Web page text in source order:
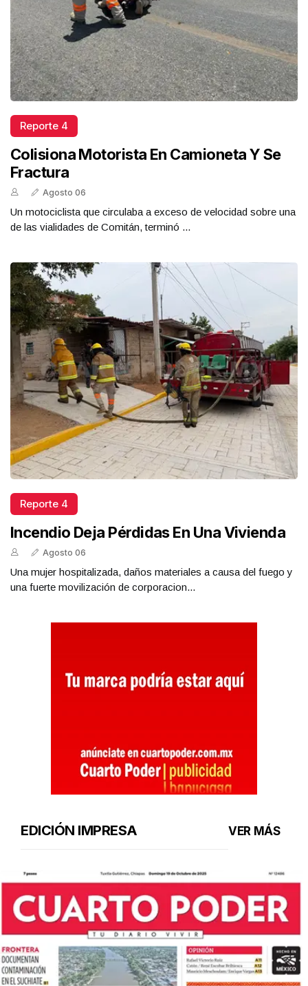
Reporte 4
Colisiona Motorista En Camioneta Y Se
Fractura
Agosto 06
Un motociclista que circulaba a exceso de velocidad sobre una
de las vialidades de Comitán, terminó ...
Reporte 4
Incendio Deja Pérdidas En Una Vivienda
Agosto 06
Una mujer hospitalizada, daños materiales a causa del fuego y
una fuerte movilización de corporacion...
EDICIÓN IMPRESA VER MÁS